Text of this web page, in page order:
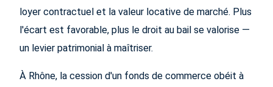
loyer contractuel et la valeur locative de marché. Plus
l'écart est favorable, plus le droit au bail se valorise —
un levier patrimonial à maîtriser.
À Rhône, la cession d'un fonds de commerce obéit à